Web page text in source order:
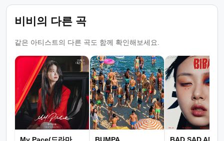
비비의 다른 곡
같은 아티스트의 다른 곡도 함께 확인해보세요.